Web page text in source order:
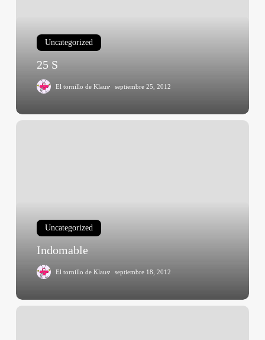
Uncategorized
25 S
El tornillo de Klaus septiembre 25, 2012
Indomable
Uncategorized
Indomable
El tornillo de Klaus septiembre 18, 2012
The